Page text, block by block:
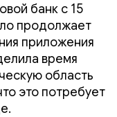
банк с 15
продолжает
приложения
время
область
это потребует